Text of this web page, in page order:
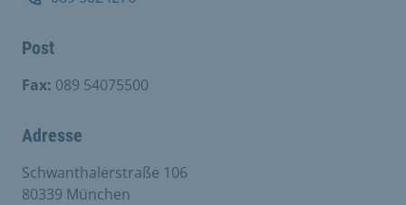
Post
Fax: 089 54075500
Adresse
Schwanthalerstraße 106
80339 München